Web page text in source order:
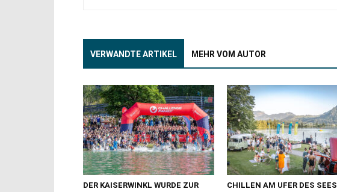
VERWANDTE ARTIKEL MEHR VOM AUTOR
DER KAISERWINKL WURDE ZUR
CHILLEN AM UFER DES SEES